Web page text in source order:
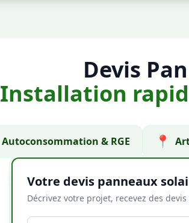
Devis
Installation
Autoconsommation & RGE 📍
Votre devis panneaux
Décrivez votre projet, recevez des